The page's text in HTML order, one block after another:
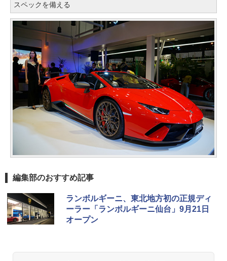
スペックを備える
編集部のおすすめ記事
ランボルギーニ、東北地方初の正規ディ
ーラー「ランボルギーニ仙台」9月21日
オープン